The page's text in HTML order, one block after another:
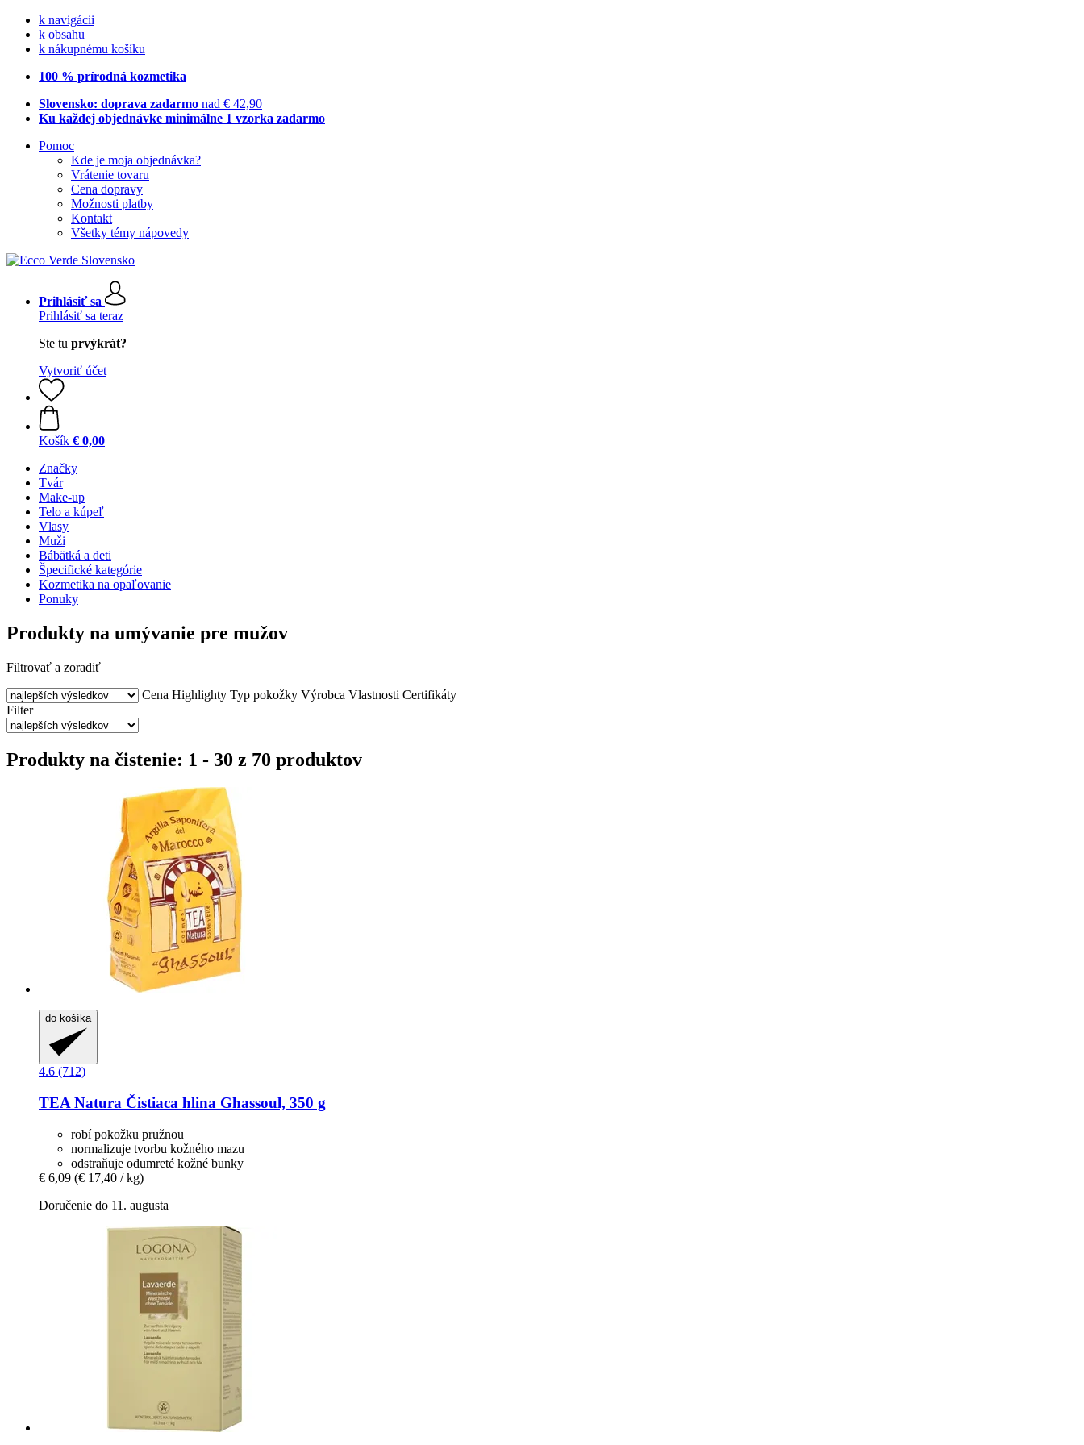
k navigácii
k obsahu
k nákupnému košíku
100 % prírodná kozmetika
Slovensko: doprava zadarmo nad € 42,90
Ku každej objednávke minimálne 1 vzorka zadarmo
Pomoc
Kde je moja objednávka?
Vrátenie tovaru
Cena dopravy
Možnosti platby
Kontakt
Všetky témy nápovedy
Prihlásiť sa
Prihlásiť sa teraz
Ste tu prvýkrát?
Vytvoriť účet
Košík € 0,00
Značky
Tvár
Make-up
Telo a kúpeľ
Vlasy
Muži
Bábätká a deti
Špecifické kategórie
Kozmetika na opaľovanie
Ponuky
Produkty na umývanie pre mužov
Filtrovať a zoradiť
Cena Highlighty Typ pokožky Výrobca Vlastnosti Certifikáty
Filter
Produkty na čistenie: 1 - 30 z 70 produktov
do košíka
4.6 (712)
TEA Natura Čistiaca hlina Ghassoul, 350 g
robí pokožku pružnou
normalizuje tvorbu kožného mazu
odstraňuje odumreté kožné bunky
€ 6,09 (€ 17,40 / kg)
Doručenie do 11. augusta